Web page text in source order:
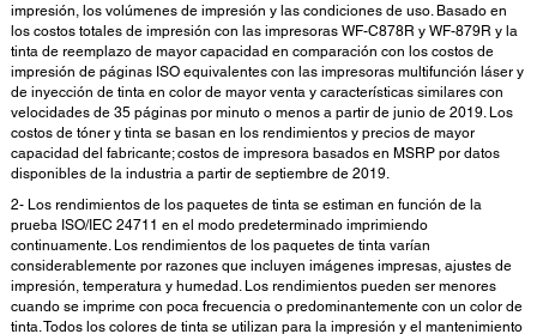
impresión, los volúmenes de impresión y las condiciones de uso. Basado en
los costos totales de impresión con las impresoras WF-C878R y WF-879R y la
tinta de reemplazo de mayor capacidad en comparación con los costos de
impresión de páginas ISO equivalentes con las impresoras multifunción láser y
de inyección de tinta en color de mayor venta y características similares con
velocidades de 35 páginas por minuto o menos a partir de junio de 2019. Los
costos de tóner y tinta se basan en los rendimientos y precios de mayor
capacidad del fabricante; costos de impresora basados en MSRP por datos
disponibles de la industria a partir de septiembre de 2019.
2- Los rendimientos de los paquetes de tinta se estiman en función de la
prueba ISO/IEC 24711 en el modo predeterminado imprimiendo
continuamente. Los rendimientos de los paquetes de tinta varían
considerablemente por razones que incluyen imágenes impresas, ajustes de
impresión, temperatura y humedad. Los rendimientos pueden ser menores
cuando se imprime con poca frecuencia o predominantemente con un color de
tinta. Todos los colores de tinta se utilizan para la impresión y el mantenimiento